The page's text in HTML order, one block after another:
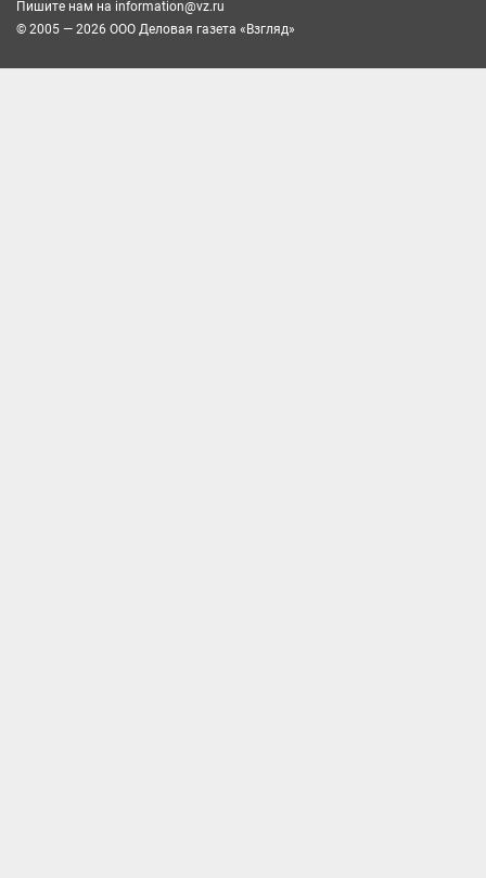
Пишите нам на information@vz.ru
© 2005 — 2026 ООО Деловая газета «Взгляд»